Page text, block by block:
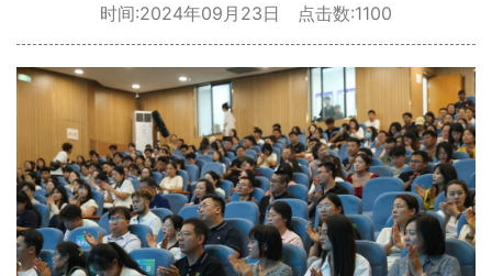
时间:2024年09月23日 点击数:1100